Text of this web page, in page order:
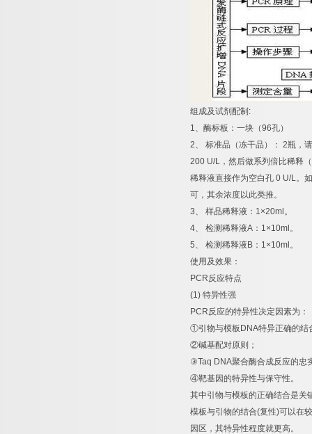
组成及试剂配制 :
1、酶标板：一块（96孔）
2、 标准品（冻干品）： 2瓶，
200 U/L ，然后做系列倍比稀释
稀释液直接作为空白孔 0 U/L。
可，其余浓度以此类推。
3、 样品稀释液： 1×20ml 。
4、 检测稀释液A ： 1×10ml 。
5、 检测稀释液 B ： 1×10ml 。
使用及效果：
PCR反应特点
(1) 特异性强
PCR反应的特异性决定因素为：
①引物与模板 DNA特异正确的结
②碱基配对原则；
③Taq DNA聚合酶合成反应的忠
④靶基因的特异性与保守性。
其中引物与模板的正确结合是关
模板与引物的结合(复性)可以在
因区，其特异性程度就更高。